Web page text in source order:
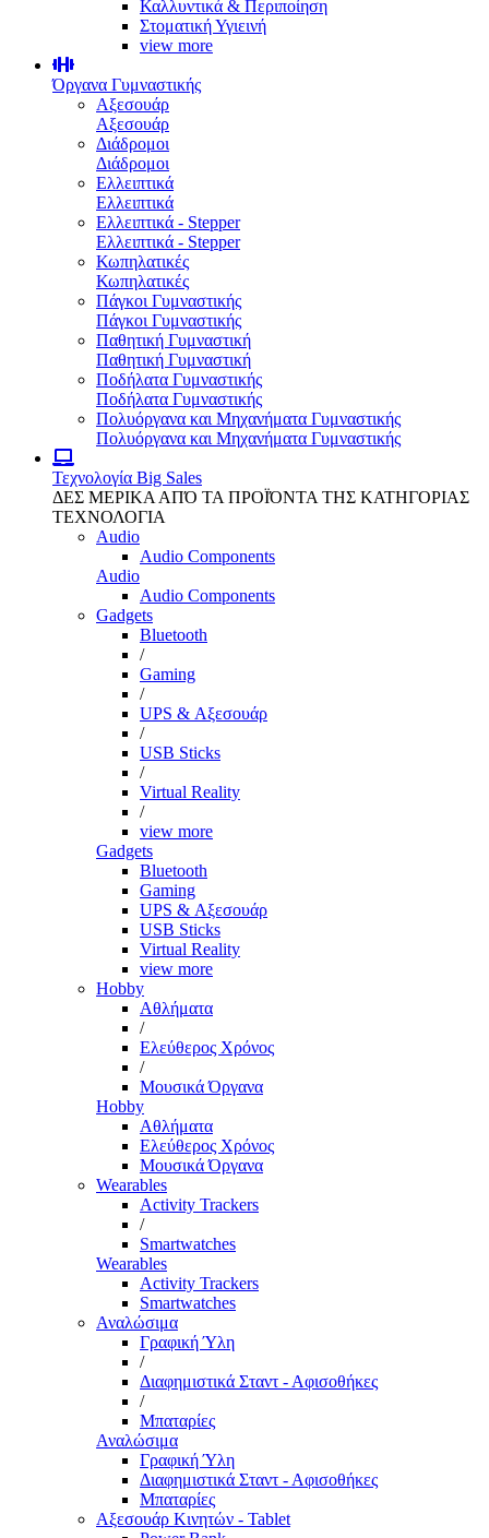
Καλλυντικά & Περιποίηση
Στοματική Υγιεινή
view more
Όργανα Γυμναστικής
Αξεσουάρ
Αξεσουάρ
Διάδρομοι
Διάδρομοι
Ελλειπτικά
Ελλειπτικά
Ελλειπτικά - Stepper
Ελλειπτικά - Stepper
Κωπηλατικές
Κωπηλατικές
Πάγκοι Γυμναστικής
Πάγκοι Γυμναστικής
Παθητική Γυμναστική
Παθητική Γυμναστική
Ποδήλατα Γυμναστικής
Ποδήλατα Γυμναστικής
Πολυόργανα και Μηχανήματα Γυμναστικής
Πολυόργανα και Μηχανήματα Γυμναστικής
Τεχνολογία Big Sales
ΔΕΣ ΜΕΡΙΚΑ ΑΠΌ ΤΑ ΠΡΟΪΌΝΤΑ ΤΗΣ ΚΑΤΗΓΟΡΙΑΣ
ΤΕΧΝΟΛΟΓΙΑ
Audio
Audio Components
Audio
Audio Components
Gadgets
Bluetooth
/
Gaming
/
UPS & Αξεσουάρ
/
USB Sticks
/
Virtual Reality
/
view more
Gadgets
Bluetooth
Gaming
UPS & Αξεσουάρ
USB Sticks
Virtual Reality
view more
Hobby
Αθλήματα
/
Ελεύθερος Χρόνος
/
Μουσικά Όργανα
Hobby
Αθλήματα
Ελεύθερος Χρόνος
Μουσικά Όργανα
Wearables
Activity Trackers
/
Smartwatches
Wearables
Activity Trackers
Smartwatches
Αναλώσιμα
Γραφική Ύλη
/
Διαφημιστικά Σταντ - Αφισοθήκες
/
Μπαταρίες
Αναλώσιμα
Γραφική Ύλη
Διαφημιστικά Σταντ - Αφισοθήκες
Μπαταρίες
Αξεσουάρ Κινητών - Tablet